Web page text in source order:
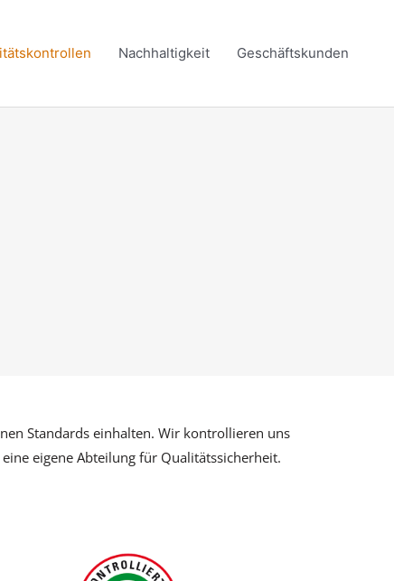
Nachhaltigkeit Geschäftskunden
Standards einhalten. Wir kontrollieren uns
eigene Abteilung für Qualitätssicherheit.